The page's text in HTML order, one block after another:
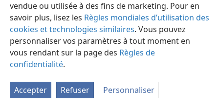
vendue ou utilisée à des fins de marketing. Pour en
savoir plus, lisez les Règles mondiales d’utilisation des
cookies et technologies similaires. Vous pouvez
personnaliser vos paramètres à tout moment en
vous rendant sur la page des Règles de
confidentialité.
Accepter Refuser Personnaliser